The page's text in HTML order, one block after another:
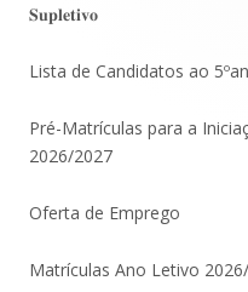
principal
𝐒𝐮𝐩𝐥𝐞𝐭𝐢𝐯𝐨
Lista de Candidatos ao
Pré-Matrículas para a
2026/2027
Oferta de Emprego
Matrículas Ano Letivo